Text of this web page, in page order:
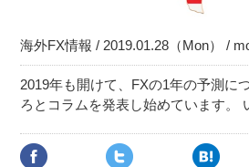
海外FX情報 / 2019.01.28（Mon） /
2019年も開けて、FXの1年の予測に
ろとコラムを発表し始めています。